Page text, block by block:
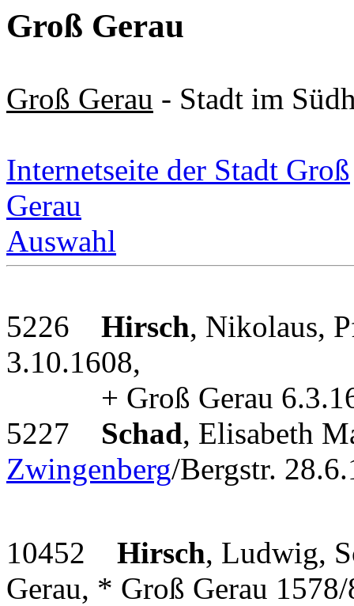
Groß Gerau
Groß Gerau - Stadt im
Internetseite der Stadt Groß
Gerau
Auswahl
5226 Hirsch, Nikolaus,
3.10.1608,
+ Groß Gerau
5227 Schad, Elisabeth
Zwingenberg/Bergstr.
10452 Hirsch, Ludwig,
Gerau, * Groß Gerau